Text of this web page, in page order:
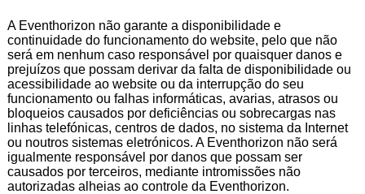
A Eventhorizon não garante a disponibilidade e
continuidade do funcionamento do website, pelo que não
será em nenhum caso responsável por quaisquer danos e
prejuízos que possam derivar da falta de disponibilidade ou
acessibilidade ao website ou da interrupção do seu
funcionamento ou falhas informáticas, avarias, atrasos ou
bloqueios causados por deficiências ou sobrecargas nas
linhas telefónicas, centros de dados, no sistema da Internet
ou noutros sistemas eletrónicos. A Eventhorizon não será
igualmente responsável por danos que possam ser
causados por terceiros, mediante intromissões não
autorizadas alheias ao controle da Eventhorizon.